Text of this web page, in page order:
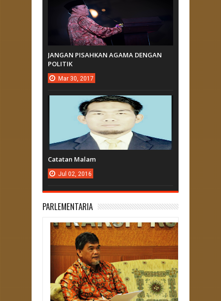
JANGAN PISAHKAN AGAMA DENGAN
POLITIK
Mar 30, 2017
Catatan Malam
Jul 02, 2016
PARLEMENTARIA